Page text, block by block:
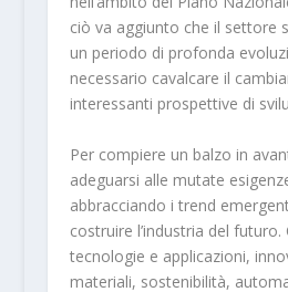
ciò va aggiunto che il settore
un periodo di profonda
necessario cavalcare il
interessanti prospettive di
Per compiere un balzo in
adeguarsi alle mutate
abbracciando i trend
costruire l’industria del futuro.
tecnologie e applicazioni,
materiali, sostenibilità,